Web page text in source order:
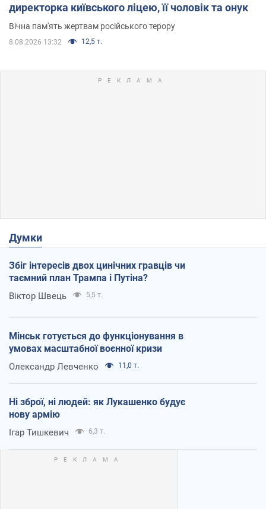
директорка київського ліцею, її чоловік та онук
Вічна пам'ять жертвам російського терору
8.08.2026 13:32 12,5 т.
Думки
Збіг інтересів двох цинічних гравців чи
таємний план Трампа і Путіна?
Віктор Швець 5,5 т.
Мінськ готується до функціонування в
умовах масштабної воєнної кризи
Олександр Левченко 11,0 т.
Ні зброї, ні людей: як Лукашенко будує
нову армію
Ігар Тишкевич 6,3 т.